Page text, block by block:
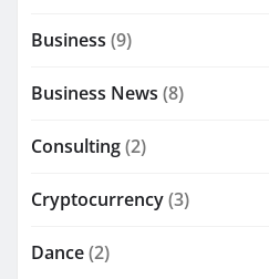
Business (9)
Business News (8)
Consulting(2)
Cryptocurrency(3)
Dance(2)